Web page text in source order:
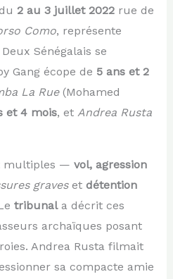
2 au 3 juillet 2022rue de
Como, représente
Sénégalais se
Gang écope de 5 ans et 2
La Rue(Mohamed
et 4 mois, et Andrea Rusta
multiples — vol, agression
graveset détention
tribunala décrit ces
archaïques posant
Andrea Rusta filmait
sa compacte amie